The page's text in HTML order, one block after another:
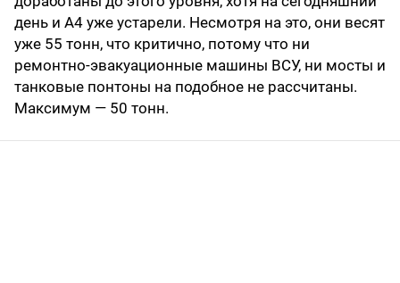
день и А4 уже устарели. Несмотря на это, они весят
уже 55 тонн, что критично, потому что ни
ремонтно-эвакуационные машины ВСУ, ни мосты и
танковые понтоны на подобное не рассчитаны.
Максимум — 50 тонн.